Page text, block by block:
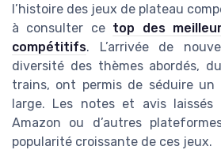
l’histoire des jeux de plateau
à consulter ce top des
compétitifs. L’arrivée de
diversité des thèmes abordés,
trains, ont permis de séduire un
large. Les notes et avis
Amazon ou d’autres
popularité croissante de ces jeux.